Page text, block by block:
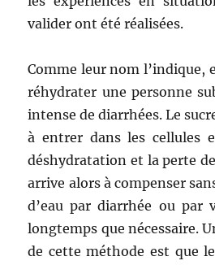
valider ont été réalisées.
Comme leur nom l’indique,
réhydrater une personne
intense de diarrhées. Le
à entrer dans les cellules
déshydratation et la perte
arrive alors à compenser
d’eau par diarrhée ou par
longtemps que nécessaire.
de cette méthode est que